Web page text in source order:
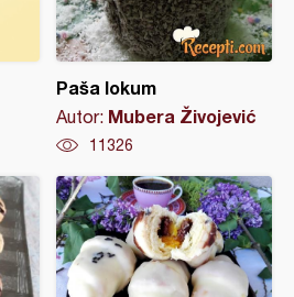
Paša lokum
Autor: Mubera Živojević
11326